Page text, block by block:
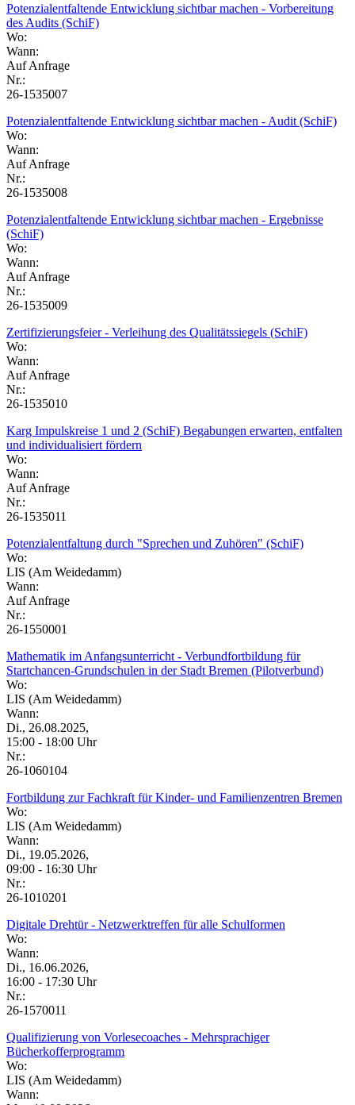
Potenzialentfaltende Entwicklung sichtbar machen - Vorbereitung
des Audits (SchiF)
Wo:
Wann:
Auf Anfrage
Nr.:
26-1535007
Potenzialentfaltende Entwicklung sichtbar machen - Audit (SchiF)
Wo:
Wann:
Auf Anfrage
Nr.:
26-1535008
Potenzialentfaltende Entwicklung sichtbar machen - Ergebnisse
(SchiF)
Wo:
Wann:
Auf Anfrage
Nr.:
26-1535009
Zertifizierungsfeier - Verleihung des Qualitätssiegels (SchiF)
Wo:
Wann:
Auf Anfrage
Nr.:
26-1535010
Karg Impulskreise 1 und 2 (SchiF) Begabungen erwarten, entfalten
und individualisiert fördern
Wo:
Wann:
Auf Anfrage
Nr.:
26-1535011
Potenzialentfaltung durch "Sprechen und Zuhören" (SchiF)
Wo:
LIS (Am Weidedamm)
Wann:
Auf Anfrage
Nr.:
26-1550001
Mathematik im Anfangsunterricht - Verbundfortbildung für
Startchancen-Grundschulen in der Stadt Bremen (Pilotverbund)
Wo:
LIS (Am Weidedamm)
Wann:
Di., 26.08.2025,
15:00 - 18:00 Uhr
Nr.:
26-1060104
Fortbildung zur Fachkraft für Kinder- und Familienzentren Bremen
Wo:
LIS (Am Weidedamm)
Wann:
Di., 19.05.2026,
09:00 - 16:30 Uhr
Nr.:
26-1010201
Digitale Drehtür - Netzwerktreffen für alle Schulformen
Wo:
Wann:
Di., 16.06.2026,
16:00 - 17:30 Uhr
Nr.:
26-1570011
Qualifizierung von Vorlesecoaches - Mehrsprachiger
Bücherkofferprogramm
Wo:
LIS (Am Weidedamm)
Wann: